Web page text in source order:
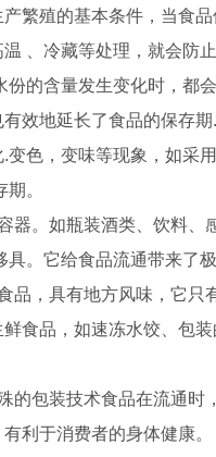
繁殖的基本条件，当食
、冷藏等处理，就会防
的含量发生变化时，都
效地延长了食品的保存
色，变味等现象，如采
。
器。如瓶装酒类、饮料、
。它给食品流通带来了极
品，具有地方风味，它只
食品，如速冻水饺、包
的包装技术食品在流通时
利于消费者的身体健康。